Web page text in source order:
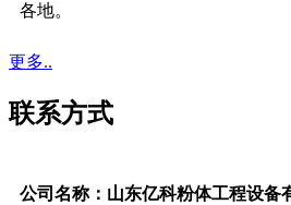
各地。
更多..
联系方式
公司名称：山东亿科粉体工程设备